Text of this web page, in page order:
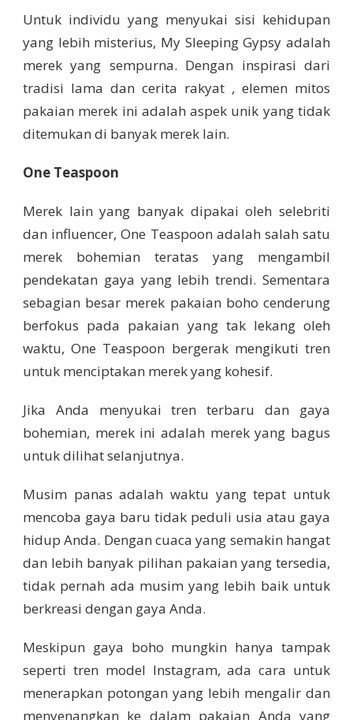
Untuk individu yang menyukai sisi kehidupan
yang lebih misterius, My Sleeping Gypsy adalah
merek yang sempurna. Dengan inspirasi dari
tradisi lama dan cerita rakyat , elemen mitos
pakaian merek ini adalah aspek unik yang tidak
ditemukan di banyak merek lain.
One Teaspoon
Merek lain yang banyak dipakai oleh selebriti
dan influencer, One Teaspoon adalah salah satu
merek bohemian teratas yang mengambil
pendekatan gaya yang lebih trendi. Sementara
sebagian besar merek pakaian boho cenderung
berfokus pada pakaian yang tak lekang oleh
waktu, One Teaspoon bergerak mengikuti tren
untuk menciptakan merek yang kohesif.
Jika Anda menyukai tren terbaru dan gaya
bohemian, merek ini adalah merek yang bagus
untuk dilihat selanjutnya.
Musim panas adalah waktu yang tepat untuk
mencoba gaya baru tidak peduli usia atau gaya
hidup Anda. Dengan cuaca yang semakin hangat
dan lebih banyak pilihan pakaian yang tersedia,
tidak pernah ada musim yang lebih baik untuk
berkreasi dengan gaya Anda.
Meskipun gaya boho mungkin hanya tampak
seperti tren model Instagram, ada cara untuk
menerapkan potongan yang lebih mengalir dan
menyenangkan ke dalam pakaian Anda yang